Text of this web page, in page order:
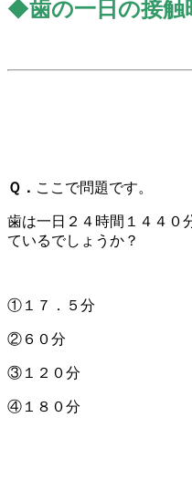
◆歯の一日の接触
Ｑ． ここで問題です。
歯は一日２４時間１４４
ているでしょうか？
①１７．５分
②６０分
③１２０分
④１８０分